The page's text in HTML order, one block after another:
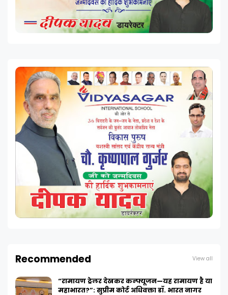
Recommended View all
“रामायण ट्रेलर देखकर कन्फ्यूजन—यह रामायण है या
महाभारत?”: सुप्रीम कोर्ट अधिवक्ता डॉ. भारत नागर